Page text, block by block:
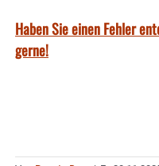
Haben Sie einen Fehler
gerne!